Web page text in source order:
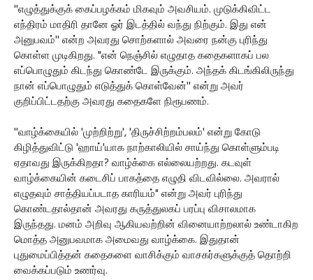
''எழுத்துக்குக் கைப்பழக்கம் மிகவும் அவசியம். முடுக்கிவிட்ட
எந்திரம் மாதிரி தானே ஓர் இடத்தில் வந்து நிற்கும். இது என்
அனுபவம்'' என்ற அவரது சொற்களால் அவரை நன்கு புரிந்து
கொள்ள முடிகிறது. "என் நெஞ்சில் எழுதாத கதைகளாகப் பல
எப்பொழுதும் கிடந்து கொண்டே இருக்கும். அந்தக் கிடங்கிலிருந்து
நான் எப்பொழுதும் எடுத்துக் கொள்வேன்'' என்று அவர்
குறிப்பிட்டதற்கு அவரது கதைகளே நிரூபணம்.
''வாழ்க்கையில் 'முற்றிற்று', 'திருச்சிற்றம்பலம்' என்று கோடு
கிழித்துவிட்டு 'ஹாய்'யாக நாற்காலியில் சாய்ந்து கொள்ளும்படி
ஏதாவது இருக்கிறதா? வாழ்க்கை எல்லையற்றது. கடவுள்
வாழ்க்கையின் கடைசிப் பாகத்தை எழுதி விடவில்லை. அவரால்
எழுதவும் சாத்தியப்படாத காரியம்" என்று அவர் புரிந்து
கொண்டதால்தான் அவரது கருத்துலகப் பரப்பு விசாலமாக
இருந்தது. மனம் அறிவு ஆகியவற்றின் வினையாற்றலால் உண்டாகிற
மொத்த அனுபவமாக அமைவது வாழ்க்கை. இதுதான்
புதுமைப்பித்தன் கதைகளை வாசிக்கும் வாசகர்களுக்குத் தொற்றி
வைக்கப்படும் உணர்வு.